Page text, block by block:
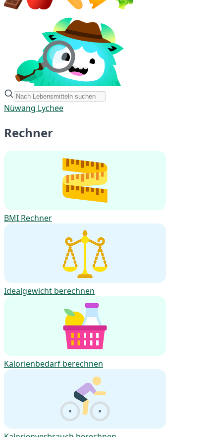
Nüwang Lychee
Rechner
BMI Rechner
Idealgewicht berechnen
Kalorienbedarf berechnen